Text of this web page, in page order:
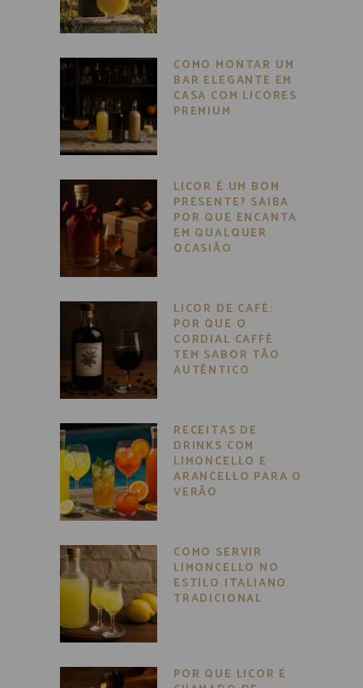
COMO MONTAR UM
BAR ELEGANTE EM
CASA COM LICORES
PREMIUM
LICOR É UM BOM
PRESENTE? SAIBA
POR QUE ENCANTA
EM QUALQUER
OCASIÃO
LICOR DE CAFÉ:
POR QUE O
CORDIAL CAFFÈ
TEM SABOR TÃO
AUTÊNTICO
RECEITAS DE
DRINKS COM
LIMONCELLO E
ARANCELLO PARA O
VERÃO
COMO SERVIR
LIMONCELLO NO
ESTILO ITALIANO
TRADICIONAL
POR QUE LICOR É